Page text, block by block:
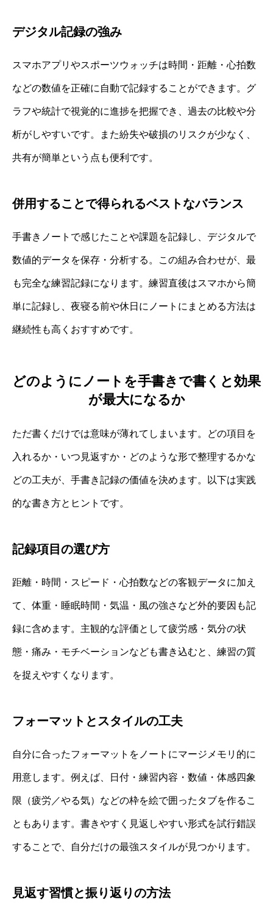
デジタル記録の強み
スマホアプリやスポーツウォッチは時間・距離・心拍数
などの数値を正確に自動で記録することができます。グ
ラフや統計で視覚的に進捗を把握でき、過去の比較や分
析がしやすいです。また紛失や破損のリスクが少なく、
共有が簡単という点も便利です。
併用することで得られるベストなバランス
手書きノートで感じたことや課題を記録し、デジタルで
数値的データを保存・分析する。この組み合わせが、最
も完全な練習記録になります。練習直後はスマホから簡
単に記録し、夜寝る前や休日にノートにまとめる方法は
継続性も高くおすすめです。
どのようにノートを手書きで書くと効果
が最大になるか
ただ書くだけでは意味が薄れてしまいます。どの項目を
入れるか・いつ見返すか・どのような形で整理するかな
どの工夫が、手書き記録の価値を決めます。以下は実践
的な書き方とヒントです。
記録項目の選び方
距離・時間・スピード・心拍数などの客観データに加え
て、体重・睡眠時間・気温・風の強さなど外的要因も記
録に含めます。主観的な評価として疲労感・気分の状
態・痛み・モチベーションなども書き込むと、練習の質
を捉えやすくなります。
フォーマットとスタイルの工夫
自分に合ったフォーマットをノートにマージメモリ的に
用意します。例えば、日付・練習内容・数値・体感四象
限（疲労／やる気）などの枠を絵で囲ったタブを作るこ
ともあります。書きやすく見返しやすい形式を試行錯誤
することで、自分だけの最強スタイルが見つかります。
見返す習慣と振り返りの方法